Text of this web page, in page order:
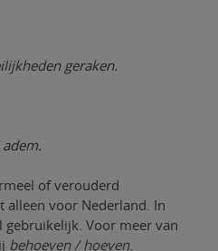
geraken.
of verouderd
alleen voor Nederland. In
gebruikelijk. Voor meer van
behoeven / hoeven.